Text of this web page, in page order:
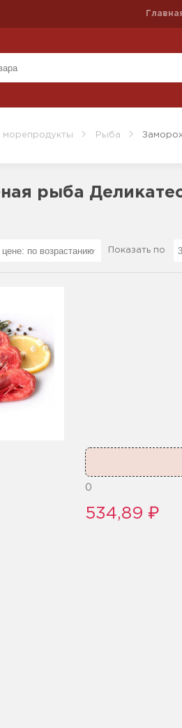
морепродукты Рыба
рыба
Показать по
0
534,89 ₽